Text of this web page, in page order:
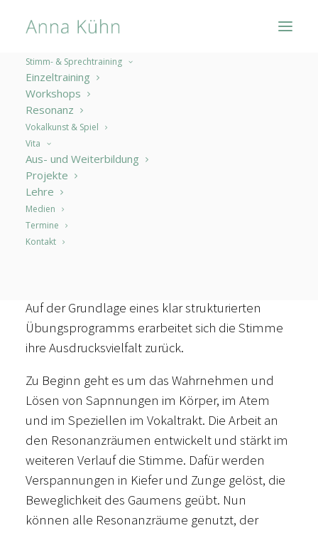
Stimm- & Sprechtraining
Einzeltraining
Workshops
Resonanz
Vokalkunst & Spiel
Vita
Aus- und Weiterbildung
Projekte
Lehre
Medien
Termine
Kontakt
„freeing the natural
voice“
von Kristin Linklater
Durch Sozialisation gehen oftmals ursprüngliche
Möglichkeiten der Stimme verloren, sodass die
Auf der Grundlage eines klar strukturierten
Übungsprogramms erarbeitet sich die Stimme
ihre Ausdrucksvielfalt zurück.
Zu Beginn geht es um das Wahrnehmen und
Lösen von Sapnnungen im Körper, im Atem
und im Speziellen im Vokaltrakt. Die Arbeit an
den Resonanzräumen entwickelt und stärkt im
weiteren Verlauf die Stimme. Dafür werden
Verspannungen in Kiefer und Zunge gelöst, die
Beweglichkeit des Gaumens geübt. Nun
können alle Resonanzräume genutzt, der